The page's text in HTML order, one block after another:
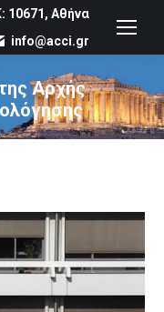
10671, Αθήνα
info@acci.gr
Αρχής
here: